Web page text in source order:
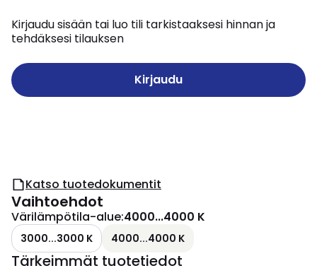
Kirjaudu sisään tai luo tili tarkistaaksesi hinnan ja
tehdäksesi tilauksen
Kirjaudu
Katso tuotedokumentit
Vaihtoehdot
Värilämpötila-alue:4000...4000 K
3000...3000 K 4000...4000 K
Tärkeimmät tuotetiedot